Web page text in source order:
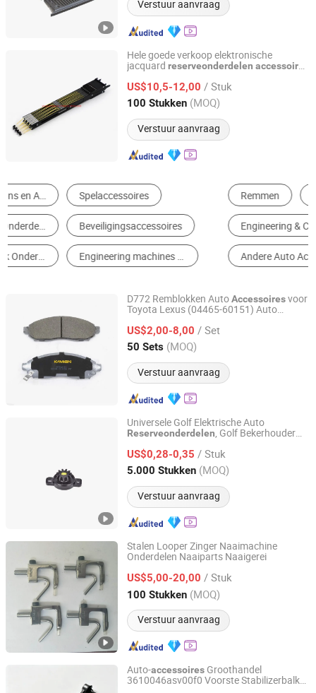
Verstuur aanvraag
Hele goede verkoop elektronische
jacquard reserveonderdelen accessoires
US$10,5-12,00 / Stuk
100 Stukken (MOQ)
Verstuur aanvraag
YANTAI XINYANG ELECTRONICS CO., LTD.
Shandong, China Sinds 2019
Remmen
Engineering & Construction Machinery Parts Andere Auto Onderdelen
Andere Auto Accessories Landbouwmachines Onderdelen
D772 Remblokken AutoAccessoiresvoor
Toyota Lexus (04465-60151) Auto
US$2,00-8,00 / Set
50 Sets (MOQ)
Verstuur aanvraag
Suzhou Kamien Auto Parts Co., Ltd.
Jiangsu, China Sinds 2022
Universele Golf Elektrische Auto
Reserveonderdelen, Golf Bekerhouder
US$0,28-0,35 / Stuk
5.000 Stukken (MOQ)
Verstuur aanvraag
Dobond (Shanghai) Precision Machinery Co., Ltd.
Shanghai, China Sinds 2020
Stalen Looper Zinger Naaimachine
Onderdelen Naaiparts Naaigerei
US$5,00-20,00 / Stuk
100 Stukken (MOQ)
Verstuur aanvraag
QINGDAO JINYING MACHINERY CO., LTD.
Shandong, China Sinds 2021
Auto-accessoires Groothandel
3610046asv00f0 Voorste Stabilizerbalk
Chongqing Fosmire Import & Export Co., Ltd.